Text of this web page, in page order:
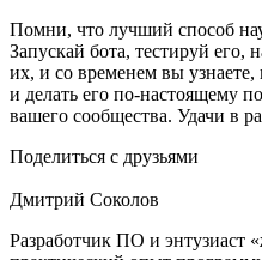
Помни, что лучший способ
Запускай бота, тестируй его,
их, и со временем вы
и делать его по-настоящему
вашего сообщества. Удачи в
Поделиться с друзьями
Дмитрий Соколов
Разработчик ПО и энтузиаст